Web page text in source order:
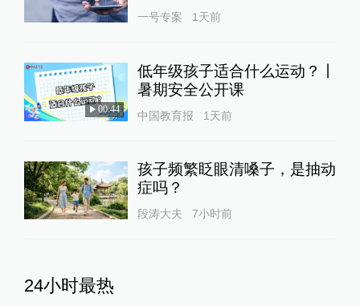
一号专案 1天前
00:44
低年级孩子适合什么运动？丨
暑期安全公开课
中国教育报 1天前
孩子频繁眨眼清嗓子，是抽动
症吗？
段涛大夫 7小时前
24小时最热